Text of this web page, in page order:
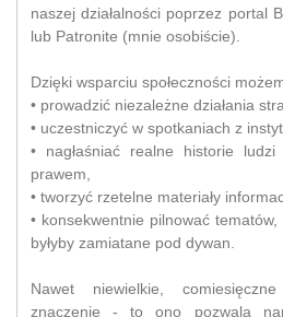
naszej działalności poprzez portal
lub Patronite (mnie osobiście).
Dzięki wsparciu społeczności
• prowadzić niezależne działania
• uczestniczyć w spotkaniach z
• nagłaśniać realne historie ludzi
prawem,
• tworzyć rzetelne materiały
• konsekwentnie pilnować
byłyby zamiatane pod dywan.
Nawet niewielkie,
znaczenie - to ono pozwala